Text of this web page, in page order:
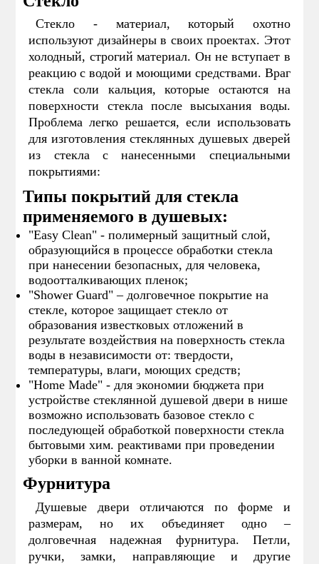
Стекло - материал, который охотно
используют дизайнеры в своих проектах. Этот
холодный, строгий материал. Он не вступает в
реакцию с водой и моющими средствами. Враг
стекла соли кальция, которые остаются на
поверхности стекла после высыхания воды.
Проблема легко решается, если использовать
для изготовления стеклянных душевых дверей
из стекла с нанесенными специальными
покрытиями:
Типы покрытий для стекла
применяемого в душевых:
"Easy Clean" - полимерный защитный слой,
образующийся в процессе обработки стекла
при нанесении безопасных, для человека,
водоотталкивающих пленок;
"Shower Guard" – долговечное покрытие на
стекле, которое защищает стекло от
образования известковых отложений в
результате воздействия на поверхность стекла
воды в независимости от: твердости,
температуры, влаги, моющих средств;
"Home Made" - для экономии бюджета при
устройстве стеклянной душевой двери в нише
возможно использовать базовое стекло с
последующей обработкой поверхности стекла
бытовыми хим. реактивами при проведении
уборки в ванной комнате.
Фурнитура
Душевые двери отличаются по форме и
размерам, но их объединяет одно –
долговечная надежная фурнитура. Петли,
ручки, замки, направляющие и другие